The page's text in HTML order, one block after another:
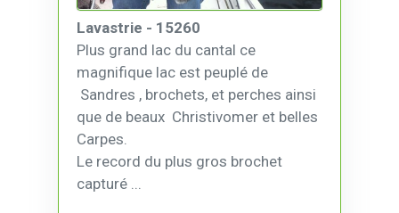
Lavastrie - 15260
Plus grand lac du cantal ce
magnifique lac est peuplé de
Sandres , brochets, et perches ainsi
que de beaux Christivomer et belles
Carpes.
Le record du plus gros brochet
capturé ...